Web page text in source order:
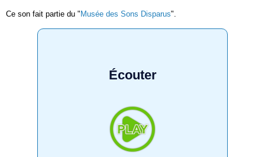
Ce son fait partie du " Musée des Sons Disparus".
Écouter